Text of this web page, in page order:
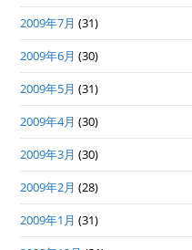
2009年7月 (31)
2009年6月 (30)
2009年5月 (31)
2009年4月 (30)
2009年3月 (30)
2009年2月 (28)
2009年1月 (31)